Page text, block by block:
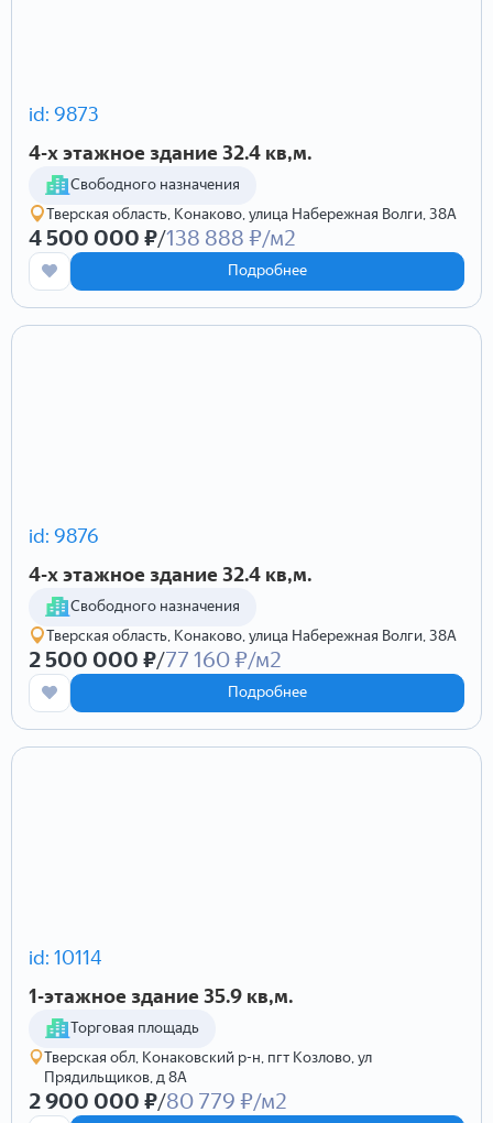
id: 9873
4-х этажное здание 32.4 кв,м.
Cвободного назначения
Тверская область, Конаково, улица Набережная Волги, 38А
Подробнее
4 500 000 ₽/138 888 ₽/м2
id: 9876
4-х этажное здание 32.4 кв,м.
Cвободного назначения
Тверская область, Конаково, улица Набережная Волги, 38А
Подробнее
2 500 000 ₽/77 160 ₽/м2
id: 10114
1-этажное здание 35.9 кв,м.
Торговая площадь
Тверская обл, Конаковский р-н, пгт Козлово, ул
Прядильщиков, д 8А
2 900 000 ₽/80 779 ₽/м2